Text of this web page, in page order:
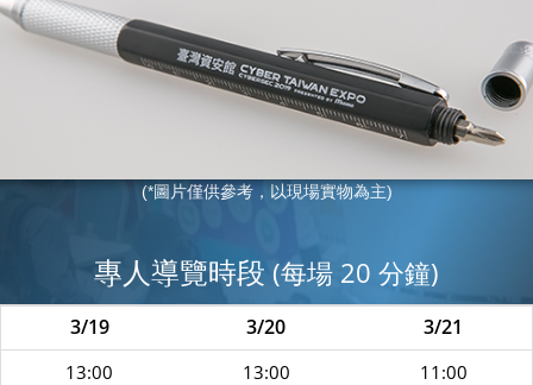
(*圖片僅供參考，以現場實物為主)
專人導覽時段 (每場 20 分鐘)
3/19 3/20 3/21
13:00 13:00
11:00